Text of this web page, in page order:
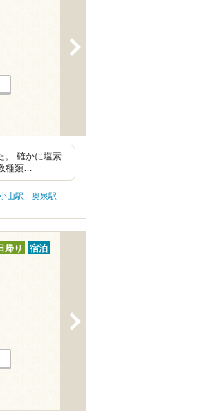
。 確かに塩素
種類…
山駅
奥泉駅
帰り 宿泊